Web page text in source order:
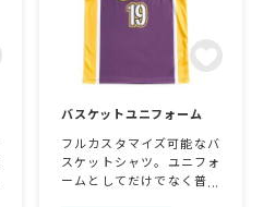
バスケットユニフォーム
フルカスタマイズ可能なバ
スケットシャツ。ユニフォ
ームとしてだけでなく普段